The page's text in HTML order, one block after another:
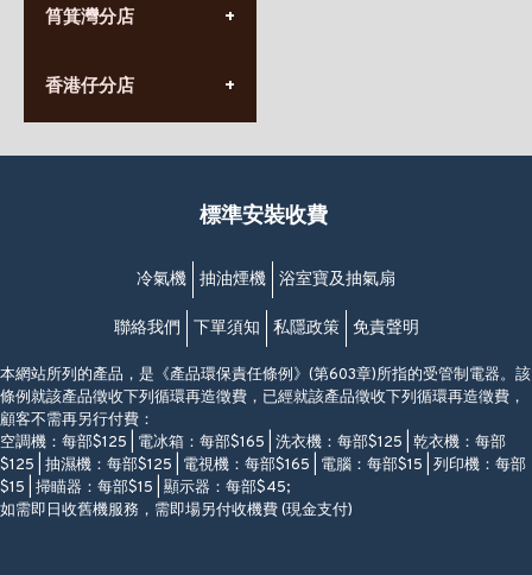
九龍太子太子道西141號
營業時間:
香港堅尼地城卑路乍街
(堅尼地城地鐵站B出口)
筲箕灣分店
營業時間:
(10:00am-20:30pm)
香港仔分店
營業時間:
香港香港仔成都道20-28號
(黃竹坑地鐵站轉4M專線小巴)
標準安裝收費
冷氣機 抽油煙機 浴室寶及抽氣扇
聯絡我們 下單須知 私隱政策 免責聲明
本網站所列的產品，是《產品環保責任條例》(第603章)所指的受管制電器。該
條例就該產品徵收下列循環再造徵費，已經就該產品徵收下列循環再造徵費，
顧客不需再另行付費：
空調機：每部$125 | 電冰箱：每部$165 | 洗衣機：每部$125 | 乾衣機：每部
$125 | 抽濕機：每部$125 | 電視機：每部$165 | 電腦：每部$15 | 列印機：每部
$15 | 掃瞄器：每部$15 | 顯示器：每部$45;
如需即日收舊機服務，需即場另付收機費 (現金支付)